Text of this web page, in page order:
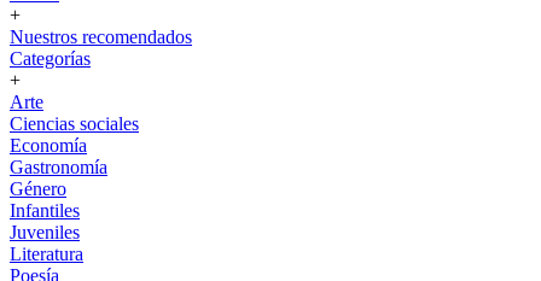
+
Nuestros recomendados
Categorías
+
Arte
Ciencias sociales
Economía
Gastronomía
Género
Infantiles
Juveniles
Literatura
Poesía